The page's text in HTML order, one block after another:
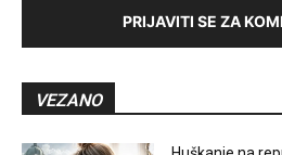
PRIJAVITI SE ZA
VEZANO